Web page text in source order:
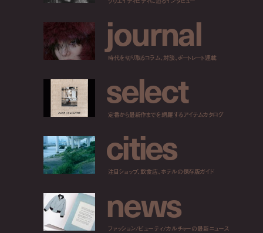
journal
時代を切り取るコラム、対談、ポートレート連載
select
定番から最新作までを網羅するアイテムカタログ
cities
注目ショップ、飲食店、ホテルの保存版ガイド
news
ファッション/ビューティ/カルチャーの最新ニュース